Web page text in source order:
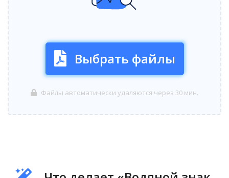
Выбрать файлы
Файлы автоматически удаляются через 30 мин.